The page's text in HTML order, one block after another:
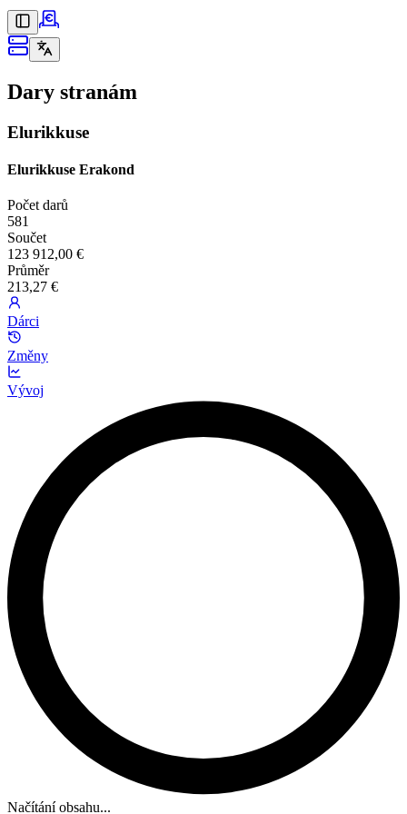
Dary stranám
Elurikkuse
Elurikkuse Erakond
Počet darů
581
Součet
123 912,00 €
Průměr
213,27 €
Dárci
Změny
Vývoj
Načítání obsahu...